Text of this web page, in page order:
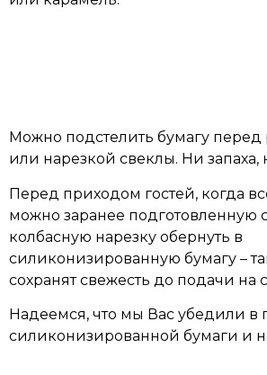
Можно подстелить бумагу
или нарезкой свеклы. Ни запаха,
Перед приходом гостей, когда
можно заранее подготовленную
колбасную нарезку обернуть в
силиконизированную бумагу –
сохранят свежесть до подачи на
Надеемся, что мы Вас убедили в
силиконизированной бумаги и